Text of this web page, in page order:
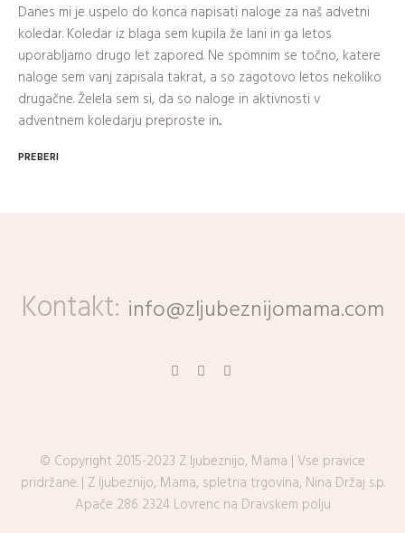
Danes mi je uspelo do konca napisati naloge za naš advetni
koledar. Koledar iz blaga sem kupila že lani in ga letos
uporabljamo drugo let zapored. Ne spomnim se točno, katere
naloge sem vanj zapisala takrat, a so zagotovo letos nekoliko
drugačne. Želela sem si, da so naloge in aktivnosti v
adventnem koledarju preproste in...
PREBERI
Kontakt: info@zljubeznijomama.com
© Copyright 2015-2023 Z ljubeznijo, Mama | Vse pravice
pridržane. | Z ljubeznijo, Mama, spletna trgovina, Nina Držaj s.p.
Apače 286 2324 Lovrenc na Dravskem polju